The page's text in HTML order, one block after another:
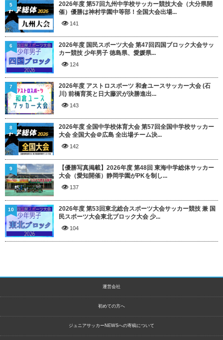
2026年度 第57回九州中学校サッカー競技大会（大分県開
催）優勝は神村学園中等部！全国大会出場...
141
5
2026年度 国民スポーツ大会 第47回四国ブロック大会サッ
カー競技 少年男子 徳島県、愛媛県...
124
6
2026年度 アストロスポーツ 和倉ユースサッカー大会 (石
川) 前橋育英と日大藤沢が決勝進出...
143
7
2026年度 全国中学校体育大会 第57回全国中学校サッカー
大会 全国大会＠広島 全出場チーム決...
142
8
【優勝写真掲載】2026年度 第48回 東海中学総体サッカー
大会（愛知開催）静岡学園がPKを制し...
137
9
2026年度 第53回東北総合スポーツ大会サッカー競技 兼 国
民スポーツ大会東北ブロック大会 少...
104
10
運営会社
初めての方へ
ジュニアサッカーNEWSへの寄稿について